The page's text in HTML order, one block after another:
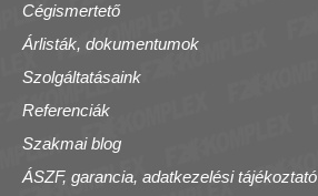
Cégismertető
Árlisták, dokumentumok
Szolgáltatásaink
Referenciák
Szakmai blog
ÁSZF, garancia, adatkezelési tájékoztató